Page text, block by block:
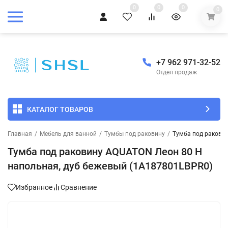
0 0 0 0
+7 962 971-32-52
Отдел продаж
КАТАЛОГ ТОВАРОВ
Главная / Мебель для ванной / Тумбы под раковину / Тумба под
Тумба под раковину AQUATON Леон 80 Н
напольная, дуб бежевый (1A187801LBPR0)
Избранное Сравнение